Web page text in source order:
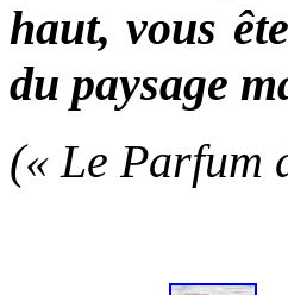
haut, vous
du paysage
(« Le Parfum